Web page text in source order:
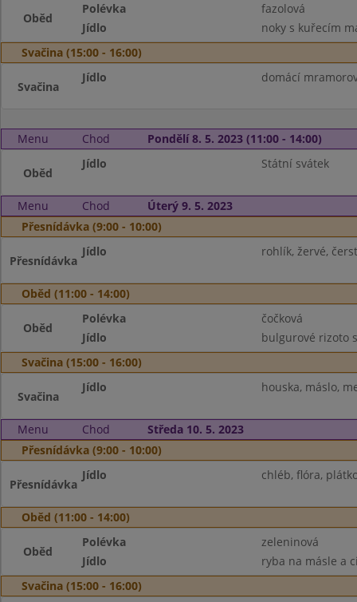
Oběd
Polévka
fazolová
Jídlo
noky s kuřecím
Svačina (15:00 - 16:00)
Svačina
Jídlo domácí
Menu Chod Pondělí 8. 5. 2023 (11:00 - 14:00)
Oběd
Jídlo Státní svátek
Menu Chod
Úterý 9. 5. 2023
Přesnídávka (9:00 - 10:00)
Přesnídávka
Jídlo rohlík, žervé,
Oběd (11:00 - 14:00)
Oběd
Polévka
čočková
Jídlo
bulgurové rizoto
Svačina (15:00 - 16:00)
Svačina
Jídlo houska, máslo,
Menu Chod
Středa 10. 5. 2023
Přesnídávka (9:00 - 10:00)
Přesnídávka
Jídlo chléb, flóra,
Oběd (11:00 - 14:00)
Oběd
Polévka
zeleninová
Jídlo
ryba na másle a
Svačina (15:00 - 16:00)